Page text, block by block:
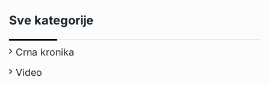
Sve kategorije
Crna kronika
Video